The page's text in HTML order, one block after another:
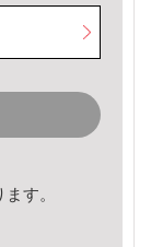
す。